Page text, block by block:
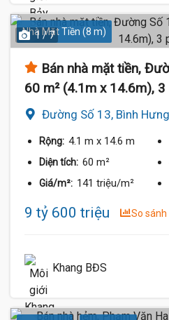
Nhà Mặt Tiền (8 m)
1 / 7
Bán nhà mặt tiền,
60 m² (4.1m x 14.6m),
Đường Số 13, Bình
Rộng: 4.1 m x 14.6 m
Diện tích: 60 m²
Giá/m²: 141 triệu/m²
9 tỷ 600 triệu So sánh
Khang BĐS